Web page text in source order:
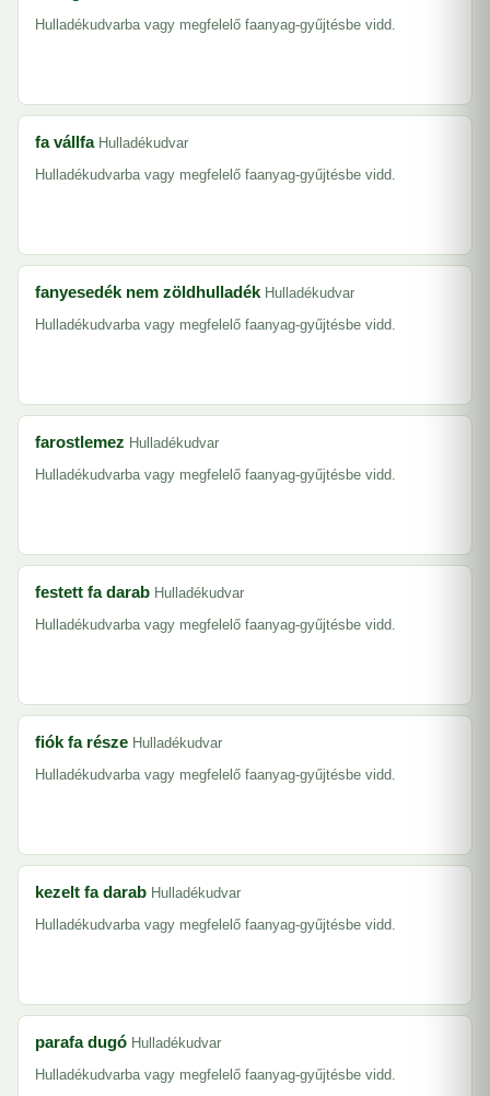
Hulladékudvarba vagy megfelelő faanyag-gyűjtésbe vidd.
fa vállfa Hulladékudvar
Hulladékudvarba vagy megfelelő faanyag-gyűjtésbe vidd.
fanyesedék nem zöldhulladék Hulladékudvar
Hulladékudvarba vagy megfelelő faanyag-gyűjtésbe vidd.
farostlemez Hulladékudvar
Hulladékudvarba vagy megfelelő faanyag-gyűjtésbe vidd.
festett fa darab Hulladékudvar
Hulladékudvarba vagy megfelelő faanyag-gyűjtésbe vidd.
fiók fa része Hulladékudvar
Hulladékudvarba vagy megfelelő faanyag-gyűjtésbe vidd.
kezelt fa darab Hulladékudvar
Hulladékudvarba vagy megfelelő faanyag-gyűjtésbe vidd.
parafa dugó Hulladékudvar
Hulladékudvarba vagy megfelelő faanyag-gyűjtésbe vidd.